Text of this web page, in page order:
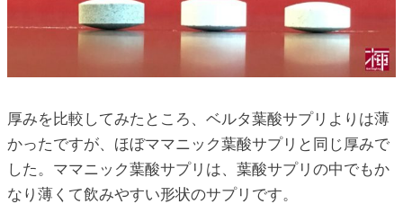
厚みを比較してみたところ、ベルタ葉酸サプリよりは薄
かったですが、ほぼママニック葉酸サプリと同じ厚みで
した。ママニック葉酸サプリは、葉酸サプリの中でもか
なり薄くて飲みやすい形状のサプリです。